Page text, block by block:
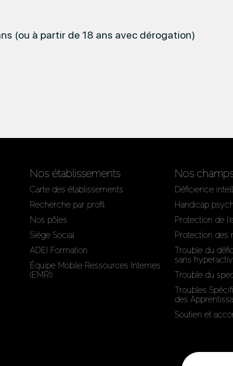
(ou à partir de 18 ans avec dérogation)
Nos établissements
Carte des établissements
Recherche par profil
Nos pôles
Siège Social
ADEI Formation
Équipe Mobile Ressources Internes
(EMRI)
Nos
Déficience
Handicap
Protection de
Protection des
Trouble du
sans
Trouble du
Troubles
des
Soutien et